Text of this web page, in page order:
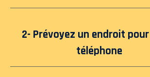
2- Prévoyez un endroit
téléphone